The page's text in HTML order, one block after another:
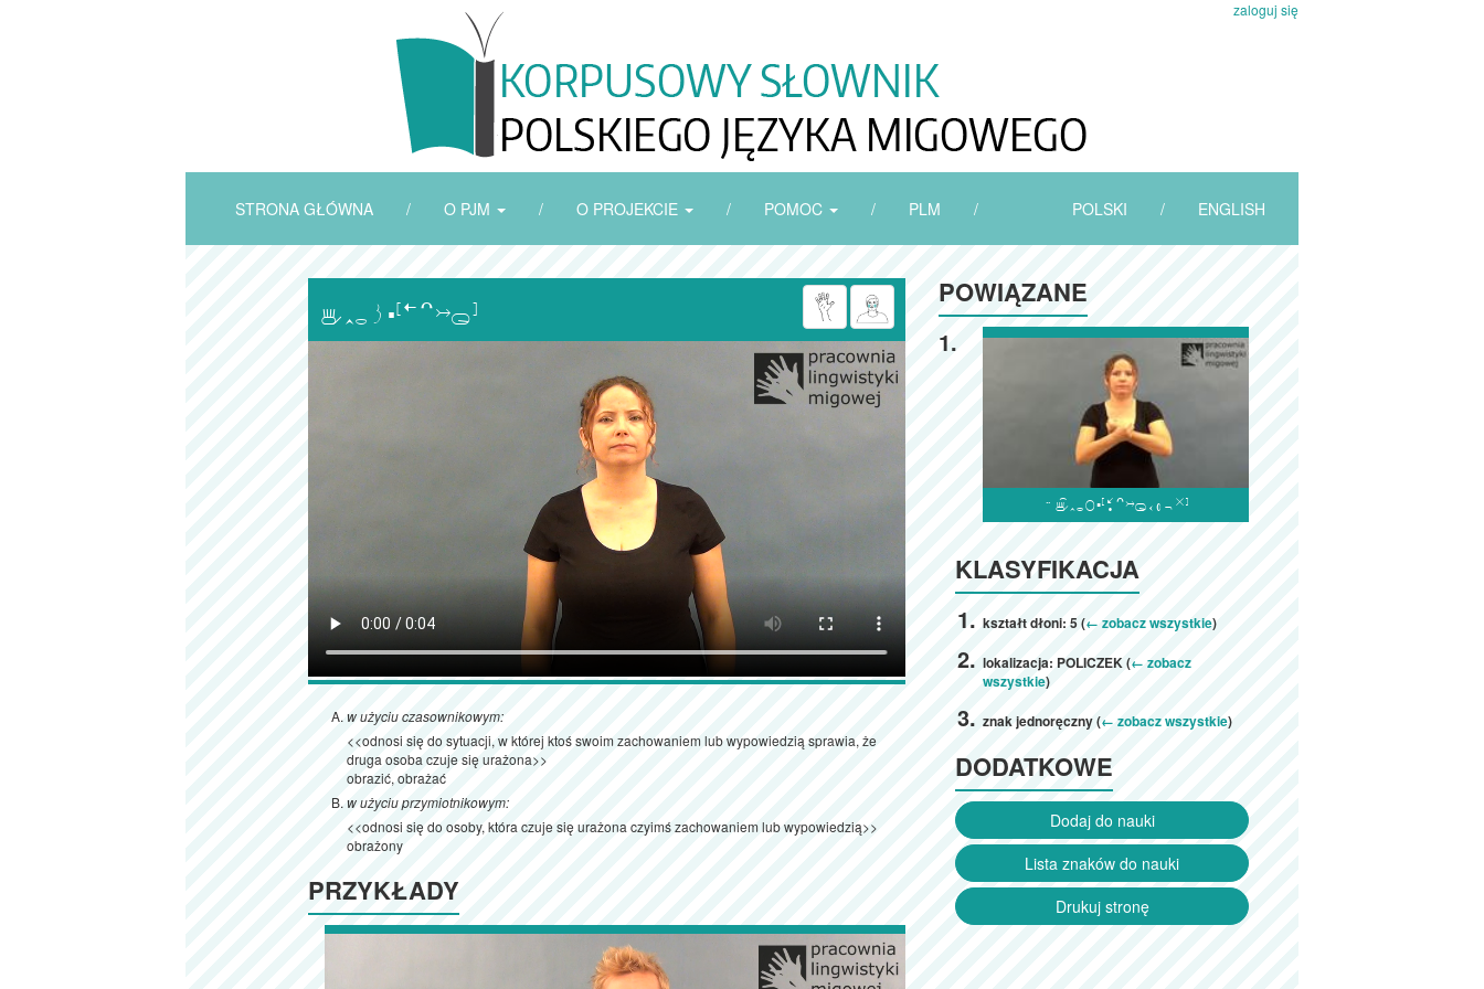
zaloguj się
STRONA GŁÓWNA / O PJM / O PROJEKCIE / POMOC / PLM / POLSKI / ENGLISH

w użyciu czasownikowym:
<<odnosi się do sytuacji, w której ktoś swoim zachowaniem lub wypowiedzią sprawia, że
druga osoba czuje się urażona>>
obrazić, obrażać
w użyciu przymiotnikowym:
<<odnosi się do osoby, która czuje się urażona czyimś zachowaniem lub wypowiedzią>>
obrażony
PRZYKŁADY
POWIĄZANE
1.

KLASYFIKACJA
kształt dłoni: 5 (← zobacz wszystkie)
lokalizacja: POLICZEK (← zobacz
wszystkie)
znak jednoręczny (← zobacz wszystkie)
DODATKOWE
Dodaj do nauki
Lista znaków do nauki
Drukuj stronę